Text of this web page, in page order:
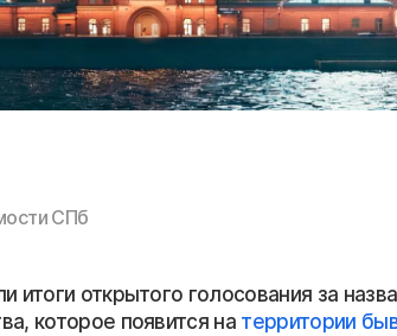
СПб
итоги открытого голосования за
которое появится на территории